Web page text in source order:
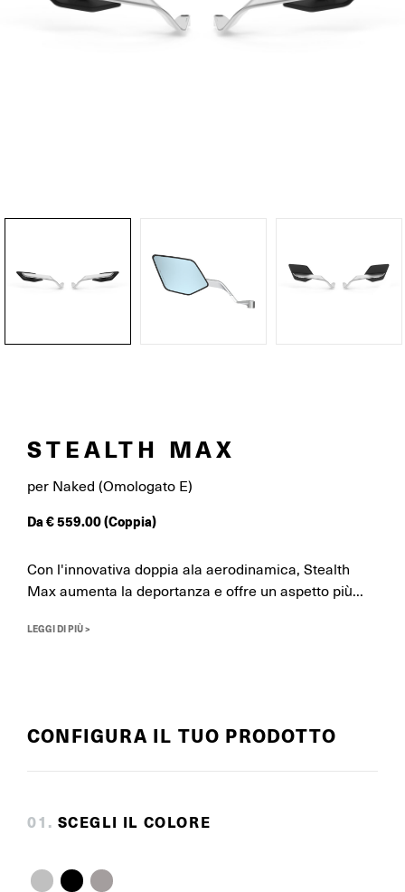
STEALTH MAX
per Naked (Omologato E)
Da€559.00(Coppia)
Con l'innovativa doppia ala aerodinamica, Stealth
Max aumenta la deportanza e offre un aspetto più...
LEGGI DI PIÙ >
CONFIGURA IL TUO PRODOTTO
01 . SCEGLI IL COLORE